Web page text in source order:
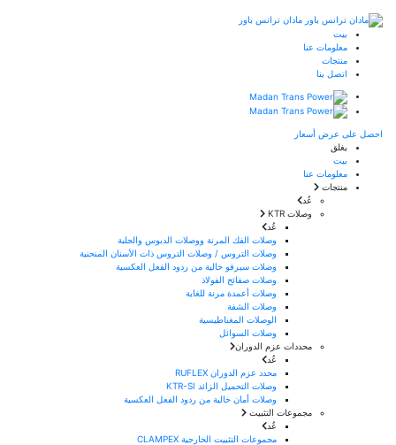
مادان ترانس باور
بيت
معلومات عنا
منتجات
اتصل بنا
احصل على عرض أسعار
يغلق
بيت
معلومات عنا
منتجات
عُد
وصلات KTR
عُد
وصلات الفك المرنة ووصلات الدبوس والجلبة
وصلات التروس / وصلات التروس ذات الأسنان المنحنية
وصلات سيرفو خالية من ردود الفعل العكسية
وصلات صفائح الفولاذ
وصلات أعمدة مرنة للغاية
وصلات الشفة
الوصلات المغناطيسية
وصلات السوائل
محددات عزم الدوران
عُد
محدد عزم الدوران RUFLEX
وصلات التحميل الزائد KTR-SI
وصلات أمان خالية من ردود الفعل العكسية
مجموعات التثبيت
عُد
مجموعات التثبيت الخارجية CLAMPEX